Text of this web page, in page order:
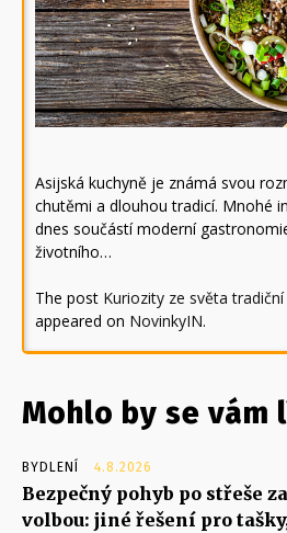
Asijská kuchyně je známá svou
chutěmi a dlouhou tradicí. Mnohé
dnes součástí moderní
životního…
The post Kuriozity ze světa
appeared on NovinkyIN.
Mohlo by se vám
BYDLENÍ 4.8.2026
Bezpečný pohyb po střeše
volbou: jiné řešení pro